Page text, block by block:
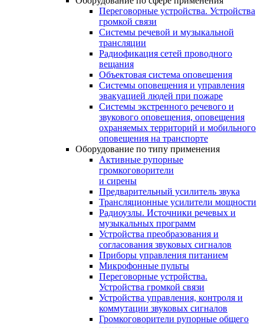
Переговорные устройства. Устройства
громкой связи
Системы речевой и музыкальной
трансляции
Радиофикация сетей проводного
вещания
Объектовая система оповещения
Системы оповещения и управления
эвакуацией людей при пожаре
Системы экстренного речевого и
звукового оповещения, оповещения
охраняемых территорий и мобильного
оповещения на транспорте
Оборудование по типу применения
Активные рупорные
громкоговорители
и сирены
Предварительный усилитель звука
Трансляционные усилители мощности
Радиоузлы. Источники речевых и
музыкальных программ
Устройства преобразования и
согласования звуковых сигналов
Приборы управления питанием
Микрофонные пульты
Переговорные устройства.
Устройства громкой связи
Устройства управления, контроля и
коммутации звуковых сигналов
Громкоговорители рупорные общего